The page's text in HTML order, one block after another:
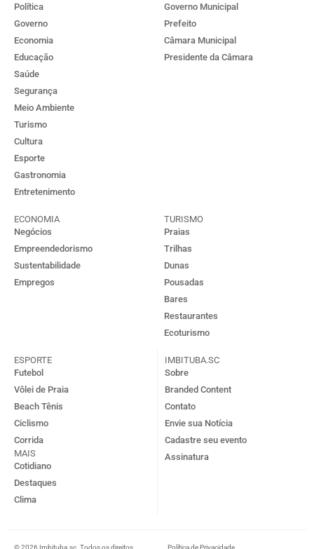
Política
Governo
Economia
Educação
Saúde
Segurança
Meio Ambiente
Turismo
Cultura
Esporte
Gastronomia
Entretenimento
Governo Municipal
Prefeito
Câmara Municipal
Presidente da Câmara
ECONOMIA
Negócios
Empreendedorismo
Sustentabilidade
Empregos
TURISMO
Praias
Trilhas
Dunas
Pousadas
Bares
Restaurantes
Ecoturismo
ESPORTE
Futebol
Vôlei de Praia
Beach Tênis
Ciclismo
Corrida
MAIS
Cotidiano
Destaques
Clima
IMBITUBA.SC
Sobre
Branded Content
Contato
Envie sua Notícia
Cadastre seu evento
Assinatura
© 2026 Imbituba.sc. Todos os direitos Política de Privacidade